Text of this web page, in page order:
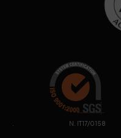
. N. IT17/0158